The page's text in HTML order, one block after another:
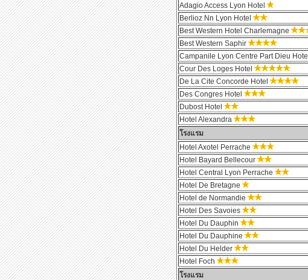
Adagio Access Lyon Hotel
Berlioz Nn Lyon Hotel
Best Western Hotel Charlemagne
Best Western Saphir
Campanile Lyon Centre Part Dieu Hotel
Cour Des Loges Hotel
De La Cite Concorde Hotel
Des Congres Hotel
Dubost Hotel
Hotel Alexandra
โรงแรม
Hotel Axotel Perrache
Hotel Bayard Bellecour
Hotel Central Lyon Perrache
Hotel De Bretagne
Hotel de Normandie
Hotel Des Savoies
Hotel Du Dauphin
Hotel Du Dauphine
Hotel Du Helder
Hotel Foch
โรงแรม